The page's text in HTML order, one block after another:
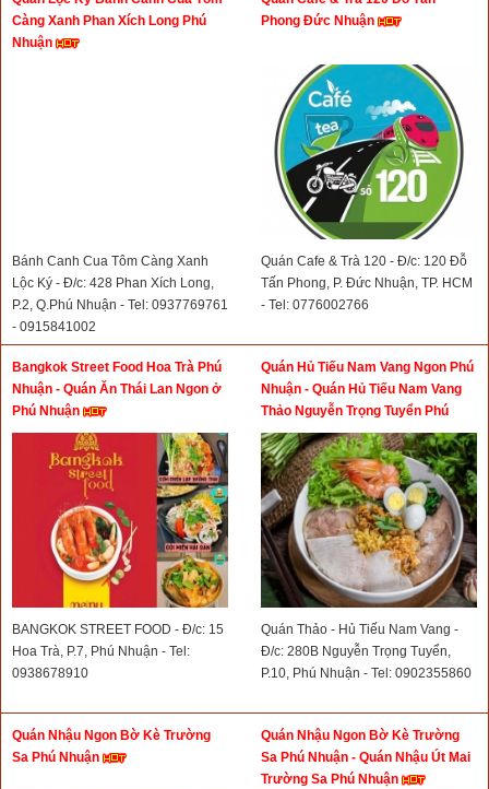
Càng Xanh Phan Xích Long Phú
Nhuận
Bánh Canh Cua Tôm Càng Xanh
Lộc Ký - Đ/c: 428 Phan Xích Long,
P.2, Q.Phú Nhuận - Tel: 0937769761
- 0915841002
Phong Đức Nhuận
Quán Cafe & Trà 120 - Đ/c: 120 Đỗ
Tấn Phong, P. Đức Nhuận, TP. HCM
- Tel: 0776002766
Bangkok Street Food Hoa Trà Phú
Nhuận - Quán Ăn Thái Lan Ngon ở
Phú Nhuận
BANGKOK STREET FOOD - Đ/c: 15
Hoa Trà, P.7, Phú Nhuận - Tel:
0938678910
Quán Hủ Tiếu Nam Vang Ngon Phú
Nhuận - Quán Hủ Tiếu Nam Vang
Thảo Nguyễn Trọng Tuyển Phú
Nhuận
Quán Thảo - Hủ Tiếu Nam Vang -
Đ/c: 280B Nguyễn Trọng Tuyển,
P.10, Phú Nhuận - Tel: 0902355860
Quán Nhậu Ngon Bờ Kè Trường
Sa Phú Nhuận
Quán Nhậu Ngon Bờ Kè Trường
Sa Phú Nhuận - Quán Nhậu Út Mai
Trường Sa Phú Nhuận